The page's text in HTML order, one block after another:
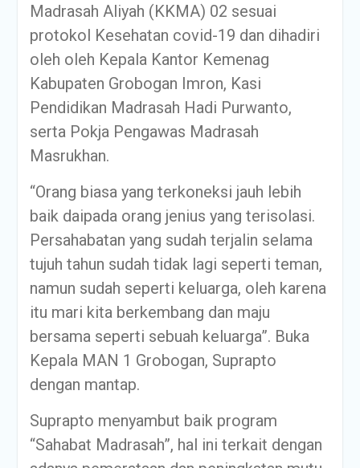
Madrasah Aliyah (KKMA) 02 sesuai
protokol Kesehatan covid-19 dan dihadiri
oleh oleh Kepala Kantor Kemenag
Kabupaten Grobogan Imron, Kasi
Pendidikan Madrasah Hadi Purwanto,
serta Pokja Pengawas Madrasah
Masrukhan.
“Orang biasa yang terkoneksi jauh lebih
baik daipada orang jenius yang terisolasi.
Persahabatan yang sudah terjalin selama
tujuh tahun sudah tidak lagi seperti teman,
namun sudah seperti keluarga, oleh karena
itu mari kita berkembang dan maju
bersama seperti sebuah keluarga”. Buka
Kepala MAN 1 Grobogan, Suprapto
dengan mantap.
Suprapto menyambut baik program
“Sahabat Madrasah”, hal ini terkait dengan